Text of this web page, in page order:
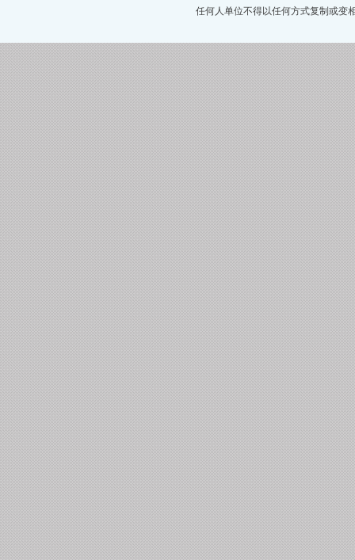
任何人单位不得以任何方式复制或变